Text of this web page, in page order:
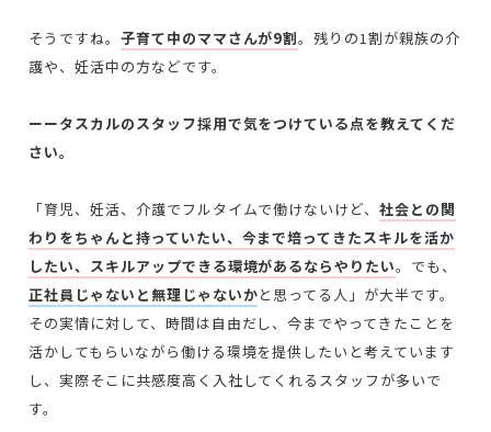
そうですね。 子育て中のママさんが9割。残りの1割が親族の介
護や、妊活中の方などです。
ーータスカルのスタッフ採用で気をつけている点を教えてくだ
さい。
「育児、妊活、介護でフルタイムで働けないけど、社会との関
わりをちゃんと持っていたい、今まで培ってきたスキルを活か
したい、スキルアップできる環境があるならやりたい。でも、
正社員じゃないと無理じゃないかと思ってる人」が大半です。
その実情に対して、時間は自由だし、今までやってきたことを
活かしてもらいながら働ける環境を提供したいと考えています
し、実際そこに共感度高く入社してくれるスタッフが多いで
す。